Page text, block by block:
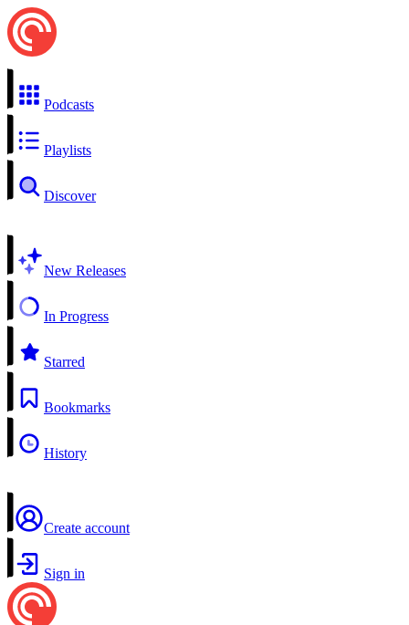
Podcasts
Playlists
Discover
New Releases
In Progress
Starred
Bookmarks
History
Create account
Sign in